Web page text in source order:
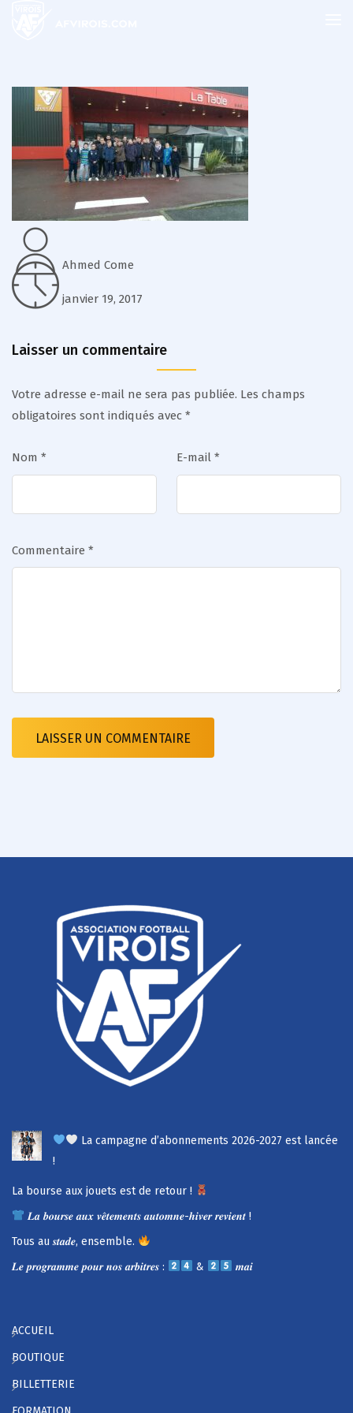
Ahmed Come
janvier 19, 2017
Laisser un commentaire
Votre adresse e-mail ne sera pas publiée. Les champs
obligatoires sont indiqués avec *
Nom * E-mail *
Commentaire *
La campagne d’abonnements 2026-2027 est lancée
!
La bourse aux jouets est de retour !
𝑳𝒂 𝒃𝒐𝒖𝒓𝒔𝒆 𝒂𝒖𝒙 𝒗𝒆̂𝒕𝒆𝒎𝒆𝒏𝒕𝒔 𝒂𝒖𝒕𝒐𝒎𝒏𝒆-𝒉𝒊𝒗𝒆𝒓 𝒓𝒆𝒗𝒊𝒆𝒏𝒕 !
Tous au 𝒔𝒕𝒂𝒅𝒆, ensemble.
𝑳𝒆 𝒑𝒓𝒐𝒈𝒓𝒂𝒎𝒎𝒆 𝒑𝒐𝒖𝒓 𝒏𝒐𝒔 𝒂𝒓𝒃𝒊𝒕𝒓𝒆𝒔 :
& 𝒎𝒂𝒊
ACCUEIL
BOUTIQUE
BILLETTERIE